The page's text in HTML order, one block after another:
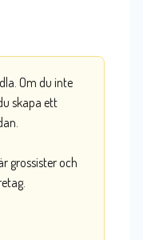
Om du inte
skapa ett
grossister och